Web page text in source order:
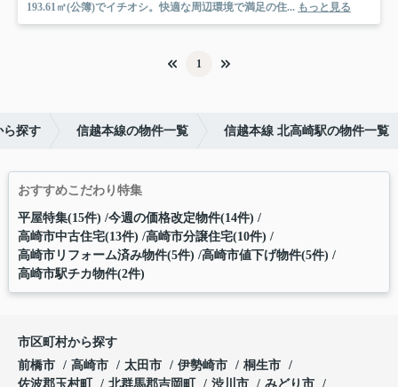
193.61㎡(公簿)でイチオシ。快適な周辺環境で満足の住... もっと見る
1
ら探す 信越本線の物件一覧 信越本線 北高崎駅の物件一覧
おすすめこだわり特集
平屋特集(15件) 今週の価格改定物件(14件)
高崎市中古住宅(13件) 高崎市分譲住宅(10件)
高崎市リフォーム済み物件(5件) 高崎市値下げ物件(5件)
高崎市駅チカ物件(2件)
市区町村から探す
前橋市
高崎市 太田市 伊勢崎市
桐生市
佐波郡玉村町
北群馬郡吉岡町 渋川市
みどり市